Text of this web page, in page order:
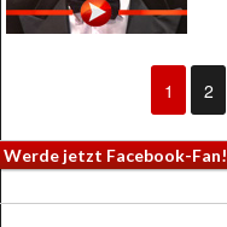
1 2
Werde jetzt Facebook-Fan!